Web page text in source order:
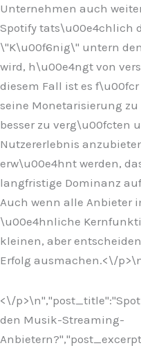
Unternehmen auch
Spotify tats\u00e4chlich
\"K\u00f6nig\" untern
wird, h\u00e4ngt von
diesem Fall ist es
seine Monetarisierung
besser zu verg\u00fcten
Nutzererlebnis
erw\u00e4hnt werden,
langfristige Dominanz
Auch wenn alle Anbieter
\u00e4hnliche
kleinen, aber
Erfolg ausmachen.<\/
<\/p>\n
den Musik-Streaming-